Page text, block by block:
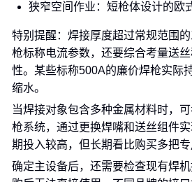
狭窄空间作业：短枪体设计的欧
特别提醒：焊接厚度超过常规范围
枪标称电流参数，还要综合考量送
性。某些标称500A的廉价焊枪实际
缩水。
当焊接对象包含多种金属材料时，
枪系统，通过更换焊嘴和送丝组件
期投入较高，但长期看比购买多把专
确定主设备后，还需要检查现有焊